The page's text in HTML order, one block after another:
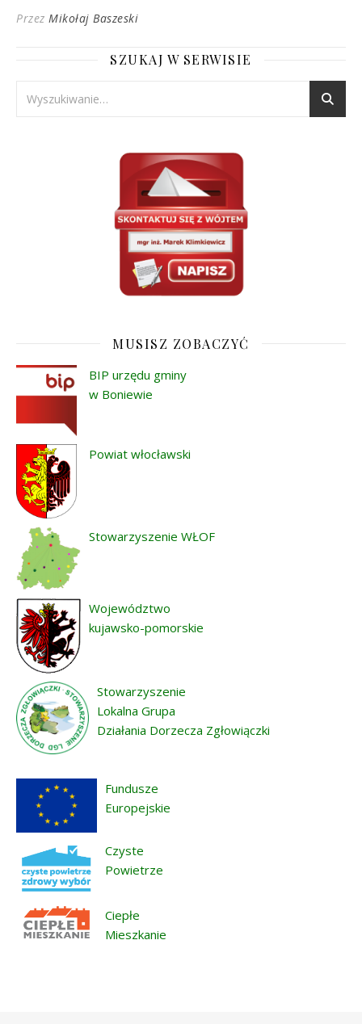
Przez Mikołaj Baszeski
SZUKAJ W SERWISIE
MUSISZ ZOBACZYĆ
BIP urzędu gminy
w Boniewie
Powiat włocławski
Stowarzyszenie WŁOF
Województwo
kujawsko-pomorskie
Stowarzyszenie
Lokalna Grupa
Działania Dorzecza Zgłowiączki
Fundusze
Europejskie
Czyste
Powietrze
Ciepłe
Mieszkanie